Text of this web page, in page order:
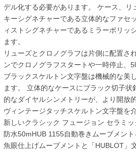
デル化する必要があります。 ケース、
キーシグネチャーである立体的なファセ
ィストシグネチャーであるミラーポリッ
ます。
リューズとクロノグラフは片側に配置さ
ンでクロノグラフスタートや一時停止、
ブラックスケルトン文字盤は機械的な美
ます。 立体的なケースにブラック切子
的なダイヤルシンメトリーが、より開放
ヴィンテージタッチスケルトン文字盤を
新しいクラシック フュージョン セラミ
防水50mHUB 1155自動巻きムーブメン
魚眼仕上げムーブメントと「HUBLOT」